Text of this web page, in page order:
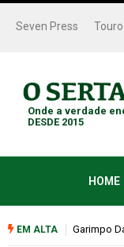
Seven Press
Onde a verdade
DESDE 2015
HOME
EM ALTA Bugonia